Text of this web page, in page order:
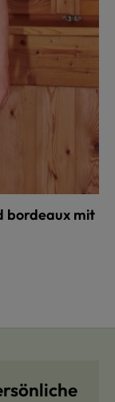
bordeaux mit